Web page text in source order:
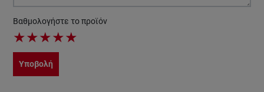
Βαθμολογήστε το προϊόν
★★★★★
Υποβολή